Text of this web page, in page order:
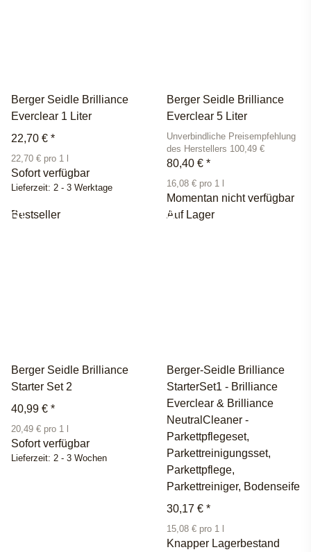
Berger Seidle Brilliance
Everclear 1 Liter
22,70 € *
22,70 € pro 1 l
Sofort verfügbar
Lieferzeit: 2 - 3 Werktage
Berger Seidle Brilliance
Everclear 5 Liter
Unverbindliche Preisempfehlung
des Herstellers 100,49 €
80,40 € *
16,08 € pro 1 l
Momentan nicht verfügbar
Bestseller
Berger Seidle Brilliance
Starter Set 2
40,99 € *
20,49 € pro 1 l
Sofort verfügbar
Lieferzeit: 2 - 3 Wochen
Auf Lager
Berger-Seidle Brilliance
StarterSet1 - Brilliance
Everclear & Brilliance
NeutralCleaner -
Parkettpflegeset,
Parkettreinigungsset,
Parkettpflege,
Parkettreiniger, Bodenseife
30,17 € *
15,08 € pro 1 l
Knapper Lagerbestand